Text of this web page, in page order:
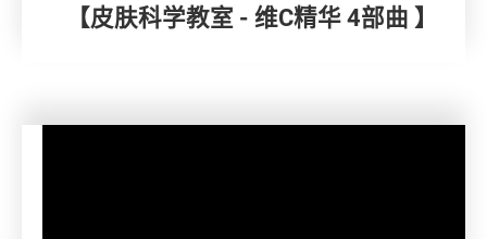
【皮肤科学教室 - 维C精华 4部曲 】